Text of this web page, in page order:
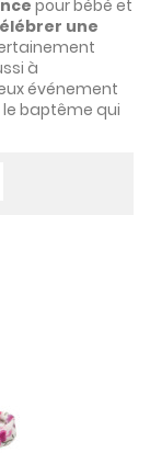
pour bébé et
une
à
événement
le baptême qui